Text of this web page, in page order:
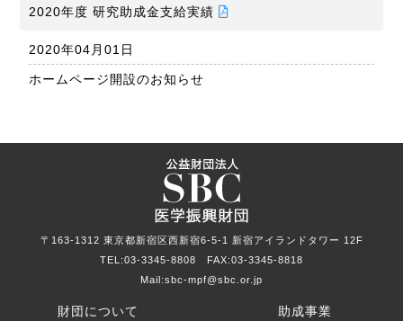
2020年度 研究助成金支給実績
2020年04月01日
ホームページ開設のお知らせ
〒163-1312 東京都新宿区西新宿6-5-1 新宿アイランドタワー 12F
TEL:03-3345-8808 FAX:03-3345-8818
Mail:sbc-mpf@sbc.or.jp
財団について 助成事業